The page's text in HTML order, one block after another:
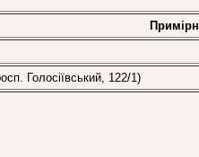
Голосіївський, 122/1)